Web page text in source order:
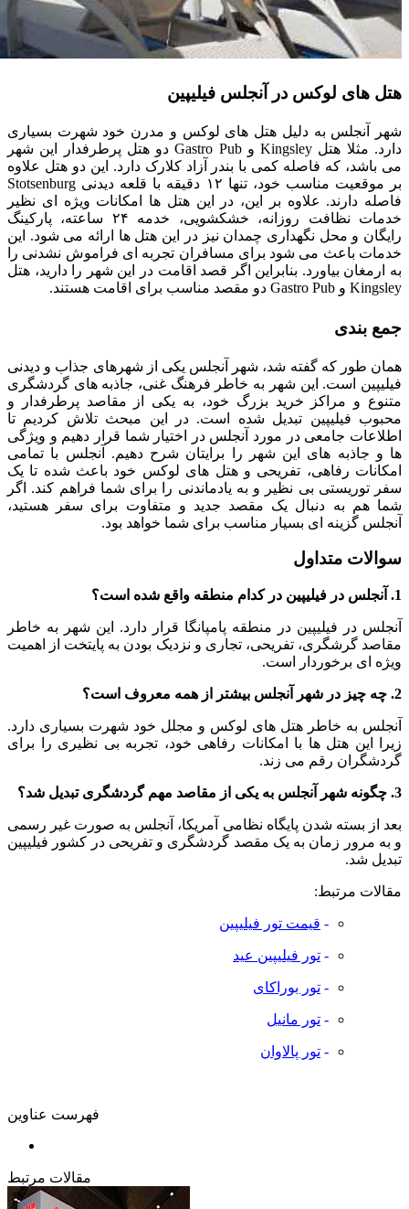
هتل های لوکس در آنجلس فیلیپین
شهر آنجلس به دلیل هتل ‌های لوکس و مدرن خود شهرت بسیاری
دارد. مثلا هتل Kingsley و Gastro Pub دو هتل پرطرفدار این شهر
می باشد، که فاصله کمی با بندر آزاد کلارک دارد. این دو هتل علاوه
بر موقعیت مناسب خود، تنها ۱۲ دقیقه با قلعه دیدنی Stotsenburg
فاصله دارند. علاوه بر این، در این هتل ها امکانات ویژه ‌ای نظیر
خدمات نظافت روزانه، خشکشویی، خدمه ۲۴ ساعته، پارکینگ
رایگان و محل نگهداری چمدان نیز در این هتل ‌ها ارائه می‌ شود. این
خدمات باعث می شود برای مسافران تجربه ‌ای فراموش‌ نشدنی را
به ارمغان بیاورد. بنابراین اگر قصد اقامت در این شهر را دارید، هتل
Kingsley و Gastro Pub دو مقصد مناسب برای اقامت هستند.
جمع ‌بندی
همان طور که گفته شد، شهر آنجلس یکی از شهرهای جذاب و دیدنی
فیلیپین است. این شهر به خاطر فرهنگ غنی، جاذبه های گردشگری
متنوع و مراکز خرید بزرگ خود، به یکی از مقاصد پرطرفدار و
محبوب فیلیپین تبدیل شده است. در این مبحث تلاش کردیم تا
اطلاعات جامعی در مورد آنجلس در اختیار شما قرار دهیم و ویژگی
‌ها و جاذبه ‌های این شهر را برایتان شرح دهیم. آنجلس با تمامی
امکانات رفاهی، تفریحی و هتل ‌های لوکس خود باعث شده تا یک
سفر توریستی بی ‌نظیر و به یادماندنی را برای شما فراهم کند. اگر
شما هم به دنبال یک مقصد جدید و متفاوت برای سفر هستید،
آنجلس گزینه ‌ای بسیار مناسب برای شما خواهد بود.
سوالات متداول
1. آنجلس در فیلیپین در کدام منطقه واقع شده است؟
آنجلس در فیلیپین در منطقه پامپانگا قرار دارد. این شهر به خاطر
مقاصد گرشگری، تفریحی، تجاری و نزدیک بودن به پایتخت از اهمیت
ویژه ای برخوردار است.
2. چه چیز در شهر آنجلس بیشتر از همه معروف است؟
آنجلس به خاطر هتل‌ های لوکس و مجلل خود شهرت بسیاری دارد.
زیرا این هتل ها با امکانات رفاهی خود، تجربه بی نظیری را برای
گردشگران رقم می زند.
3. چگونه شهر آنجلس به یکی از مقاصد مهم گردشگری تبدیل شد؟
بعد از بسته شدن پایگاه نظامی آمریکا، آنجلس به صورت غیر رسمی
و به مرور زمان به یک مقصد گردشگری و تفریحی در کشور فیلیپین
تبدیل شد.
مقالات مرتبط:
- قیمت تور فیلیپین
- تور فیلیپین عید
- تور بوراکای
- تور مانیل
- تور پالاوان
فهرست عناوین
مقالات مرتبط